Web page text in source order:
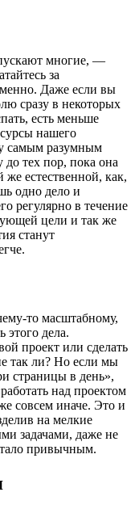
многие, —
за
Даже если вы
сразу в некоторых
есть меньше
нашего
самым разумным
до тех пор, пока она
же естественной, как,
одно дело и
регулярно в течение
цели и так же
станут
то масштабному,
этого дела.
проект или сделать
так ли? Но если мы
страницы в день»,
над проектом
совсем иначе. Это и
на мелкие
задачами, даже не
привычным.